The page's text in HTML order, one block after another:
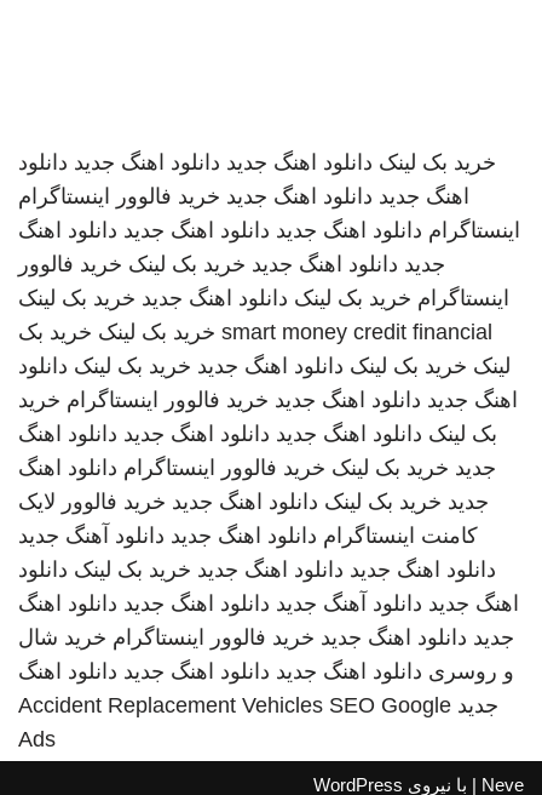
خرید بک لینک دانلود اهنگ جدید دانلود اهنگ جدید دانلود
اهنگ جدید دانلود اهنگ جدید خرید فالوور اینستاگرام
اینستاگرام دانلود اهنگ جدید دانلود اهنگ جدید دانلود اهنگ
جدید دانلود اهنگ جدید خرید بک لینک خرید فالوور
اینستاگرام خرید بک لینک دانلود اهنگ جدید خرید بک لینک
smart money credit financial خرید بک لینک خرید بک
لینک خرید بک لینک دانلود اهنگ جدید خرید بک لینک دانلود
اهنگ جدید دانلود اهنگ جدید خرید فالوور اینستاگرام خرید
بک لینک دانلود اهنگ جدید دانلود اهنگ جدید دانلود اهنگ
جدید خرید بک لینک خرید فالوور اینستاگرام دانلود اهنگ
جدید خرید بک لینک دانلود اهنگ جدید خرید فالوور لایک
کامنت اینستاگرام دانلود اهنگ جدید دانلود آهنگ جدید
دانلود اهنگ جدید دانلود اهنگ جدید خرید بک لینک دانلود
اهنگ جدید دانلود آهنگ جدید دانلود اهنگ جدید دانلود اهنگ
جدید دانلود اهنگ جدید خرید فالوور اینستاگرام خرید شال
و روسری دانلود اهنگ جدید دانلود اهنگ جدید دانلود اهنگ
جدید
Accident Replacement Vehicles SEO Google
Ads
Neve | با نیروی WordPress